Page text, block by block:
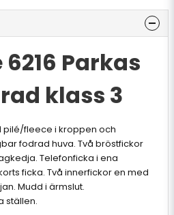
Parkas
klass 3
fleece i kroppen och
fodrad huva. Två bröstfickor
Telefonficka i ena
ficka. Två innerfickor en med
Mudd i ärmslut.
ställen.